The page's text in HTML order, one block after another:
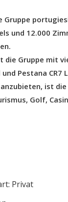
und 12.000
Gruppe mit
Pestana CR7
ist
Golf,
Privat